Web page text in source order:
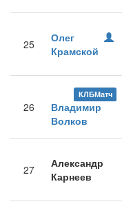
25
Олег
Крамской
26
КЛБМатч
Владимир
Волков
27
Александр
Карнеев